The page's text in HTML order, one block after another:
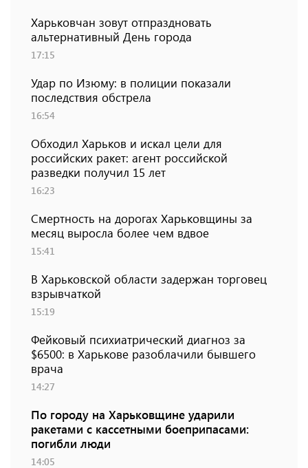
Харьковчан зовут отпраздновать
альтернативный День города
17:15
Удар по Изюму: в полиции показали
последствия обстрела
16:54
Обходил Харьков и искал цели для
российских ракет: агент российской
разведки получил 15 лет
16:23
Смертность на дорогах Харьковщины за
месяц выросла более чем вдвое
15:41
В Харьковской области задержан торговец
взрывчаткой
15:19
Фейковый психиатрический диагноз за
$6500: в Харькове разоблачили бывшего
врача
14:27
По городу на Харьковщине ударили
ракетами с кассетными боеприпасами:
погибли люди
14:05